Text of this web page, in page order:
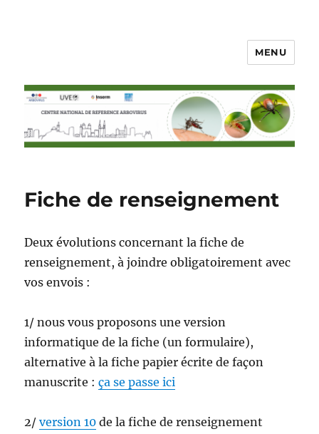
MENU
Fiche de renseignement
Deux évolutions concernant la fiche de
renseignement, à joindre obligatoirement avec
vos envois :
1/ nous vous proposons une version
informatique de la fiche (un formulaire),
alternative à la fiche papier écrite de façon
manuscrite :ça se passe ici
2/version 10 de la fiche de renseignement